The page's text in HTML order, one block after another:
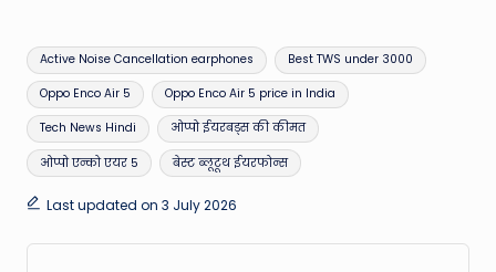
Tags:
Active Noise Cancellation earphones Best TWS under 3000
Oppo Enco Air 5 Oppo Enco Air 5 price in India
Tech News Hindi ओप्पो ईयरबड्स की कीमत
ओप्पो एन्को एयर 5 बेस्ट ब्लूटूथ ईयरफोन्स
Last updated on 3 July 2026